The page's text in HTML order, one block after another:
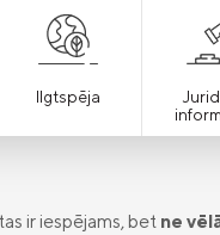
Ilgtspēja
ir iespējams, bet ne